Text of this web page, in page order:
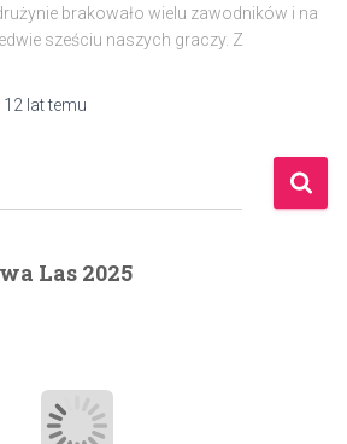
brakowało wielu zawodników i na
sześciu naszych graczy. Z
12 lattemu
Las 2025